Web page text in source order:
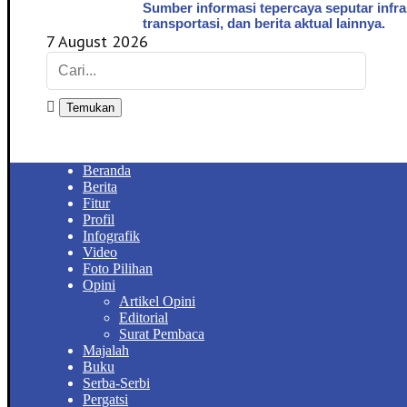
Sumber informasi tepercaya seputar
transportasi, dan berita aktual lainnya.
7 August 2026
Temukan
Beranda
Berita
Fitur
Profil
Infografik
Video
Foto Pilihan
Opini
Artikel Opini
Editorial
Surat Pembaca
Majalah
Buku
Serba-Serbi
Pergatsi